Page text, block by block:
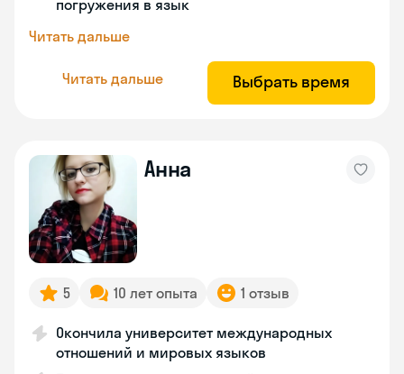
погружения в язык
Читать дальше
Читать дальше Выбрать время
Анна
5 10 лет опыта 1 отзыв
Окончила университет международных
отношений и мировых языков